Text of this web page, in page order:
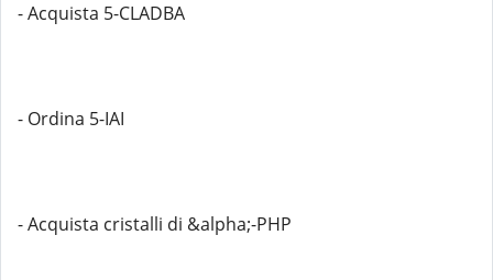
- Acquista 5-CLADBA
- Ordina 5-IAI
- Acquista cristalli di &alpha;-PHP